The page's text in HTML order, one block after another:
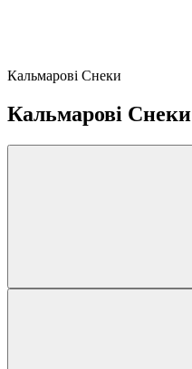
Кальмарові Снеки
Кальмарові Снеки